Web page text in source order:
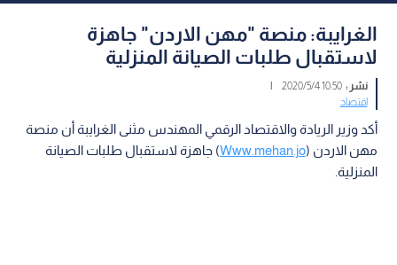
الغرايبة: منصة "مهن الاردن" جاهزة
لاستقبال طلبات الصيانة المنزلية
نشر :10:50 2020/5/4
|
اقتصاد
أكد وزير الريادة والاقتصاد الرقمي المهندس مثنى الغرايبة أن منصة
مهن الاردن (Www.mehan.jo) جاهزة لاستقبال طلبات الصيانة
المنزلية.